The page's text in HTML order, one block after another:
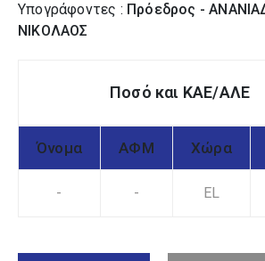
Υπογράφοντες : Πρόεδρος -
ΝΙΚΟΛΑΟΣ
Ποσό και ΚΑΕ/ΑΛΕ
Όνομα ΑΦΜ Χώρα
- - EL